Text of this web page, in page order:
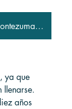
Traslado compartido a Montezuma y Tambor
ya que
llenarse.
años